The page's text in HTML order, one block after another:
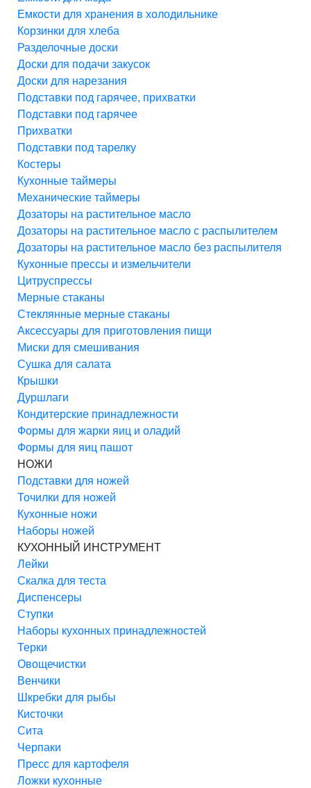
Емкости для хранения в холодильнике
Корзинки для хлеба
Разделочные доски
Доски для подачи закусок
Доски для нарезания
Подставки под гарячее, прихватки
Подставки под гарячее
Прихватки
Подставки под тарелку
Костеры
Кухонные таймеры
Механические таймеры
Дозаторы на растительное масло
Дозаторы на растительное масло с распылителем
Дозаторы на растительное масло без распылителя
Кухонные прессы и измельчители
Цитруспрессы
Мерные стаканы
Стеклянные мерные стаканы
Аксессуары для приготовления пищи
Миски для смешивания
Сушка для салата
Крышки
Дуршлаги
Кондитерские принадлежности
Формы для жарки яиц и оладий
Формы для яиц пашот
НОЖИ
Подставки для ножей
Точилки для ножей
Кухонные ножи
Наборы ножей
КУХОННЫЙ ИНСТРУМЕНТ
Лейки
Скалка для теста
Диспенсеры
Ступки
Наборы кухонных принадлежностей
Терки
Овощечистки
Венчики
Шкребки для рыбы
Кисточки
Сита
Черпаки
Пресс для картофеля
Ложки кухонные